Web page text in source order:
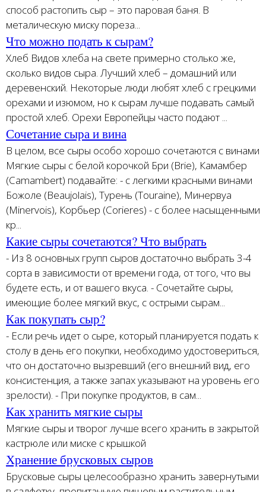
способ растопить сыр – это паровая баня. В
металическую миску пореза...
Что можно подать к сырам?
Хлеб Видов хлеба на свете примерно столько же,
сколько видов сыра. Лучший хлеб – домашний или
деревенский. Некоторые люди любят хлеб с грецкими
орехами и изюмом, но к сырам лучше подавать самый
простой хлеб. Орехи Европейцы часто подают ...
Сочетание сыра и вина
В целом, все сыры особо хорошо сочетаются с винами
Мягкие сыры с белой корочкой Бри (Brie), Камамбер
(Camambert) подавайте: - c легкими красными винами
Божоле (Beaujolais), Турень (Touraine), Минервуа
(Minervois), Корбьер (Corieres) - с более насыщенными
кр...
Какие сыры сочетаются? Что выбрать
- Из 8 основных групп сыров достаточно выбрать 3-4
сорта в зависимости от времени года, от того, что вы
будете есть, и от вашего вкуса. - Сочетайте сыры,
имеющие более мягкий вкус, с острыми сырам...
Как покупать сыр?
- Если речь идет о сыре, который планируется подать к
столу в день его покупки, необходимо удостовериться,
что он достаточно вызревший (его внешний вид, его
консистенция, а также запах указывают на уровень его
зрелости). - При покупке продуктов, в сам...
Как хранить мягкие сыры
Мягкие сыры и творог лучше всего хранить в закрытой
кастрюле или миске с крышкой
Хранение брусковых сыров
Брусковые сыры целесообразно хранить завернутыми